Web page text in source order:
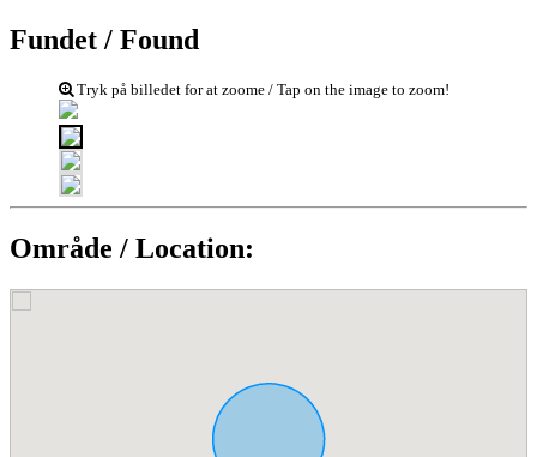
Fundet / Found
Tryk på billedet for at zoome / Tap on the image to zoom!
Område / Location: